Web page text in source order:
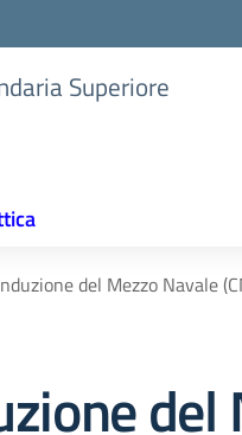
Superiore
del Mezzo Navale
del